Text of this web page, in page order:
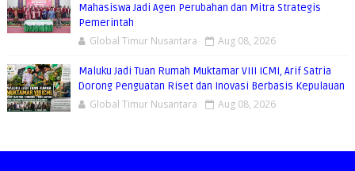
Mahasiswa Jadi Agen Perubahan dan Mitra Strategis
Pemerintah
Global Timur Nusantara Aug 08, 2026
Maluku Jadi Tuan Rumah Muktamar VIII ICMI, Arif Satria
Dorong Penguatan Riset dan Inovasi Berbasis Kepulauan
Global Timur Nusantara Aug 08, 2026